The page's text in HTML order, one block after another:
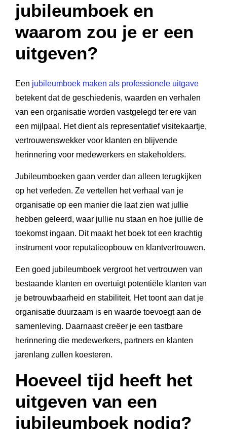
jubileumboek en
waarom zou je er een
uitgeven?
Een jubileumboek maken als professionele uitgave
betekent dat de geschiedenis, waarden en verhalen
van een organisatie worden vastgelegd ter ere van
een mijlpaal. Het dient als representatief visitekaartje,
vertrouwenswekker voor klanten en blijvende
herinnering voor medewerkers en stakeholders.
Jubileumboeken gaan verder dan alleen terugkijken
op het verleden. Ze vertellen het verhaal van je
organisatie op een manier die laat zien wat jullie
hebben geleerd, waar jullie nu staan en hoe jullie de
toekomst ingaan. Dit maakt het boek tot een krachtig
instrument voor reputatieopbouw en klantvertrouwen.
Een goed jubileumboek vergroot het vertrouwen van
bestaande klanten en overtuigt potentiële klanten van
je betrouwbaarheid en stabiliteit. Het toont aan dat je
organisatie duurzaam is en waarde toevoegt aan de
samenleving. Daarnaast creëer je een tastbare
herinnering die medewerkers, partners en klanten
jarenlang zullen koesteren.
Hoeveel tijd heeft het
uitgeven van een
jubileumboek nodig?